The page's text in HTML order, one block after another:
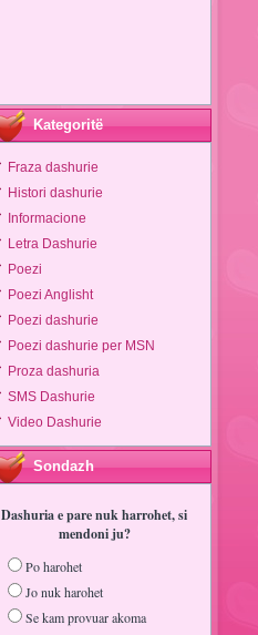
Kategoritë
Fraza dashurie
Histori dashurie
Informacione
Letra Dashurie
Poezi
Poezi Anglisht
Poezi dashurie
Poezi dashurie per MSN
Proza dashuria
SMS Dashurie
Video Dashurie
Sondazh
Dashuria e pare nuk harrohet, si
mendoni ju?
Po harohet
Jo nuk harohet
Se kam provuar akoma